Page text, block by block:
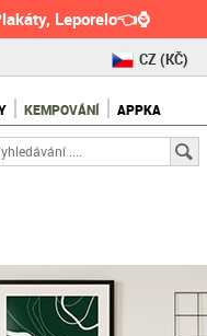
Leporelo👈⌚
CZ(KČ)
RO(RON)
KEMPOVÁNÍ APPKA